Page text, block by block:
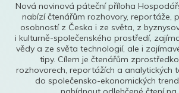
Nová novinová páteční příloha
nabízí čtenářům rozhovory, reportáže,
osobností z Česka i ze světa, z
i kulturně-společenského prostředí,
vědy a ze světa technologií, ale i
tipy. Cílem je čtenářům
rozhovorech, reportážích a analytických
do společensko-ekonomických